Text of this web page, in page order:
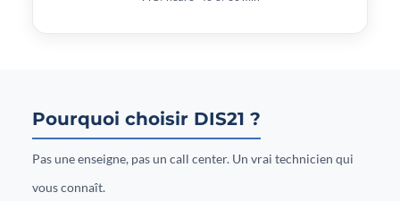
Pourquoi choisir DIS21 ?
Pas une enseigne, pas un call center. Un vrai technicien qui
vous connaît.